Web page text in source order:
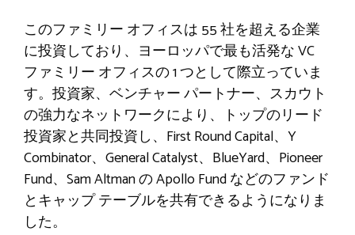
このファミリー オフィスは 55 社を超える企業
に投資しており、ヨーロッパで最も活発な VC
ファミリー オフィスの 1 つとして際立っていま
す。投資家、ベンチャー パートナー、スカウト
の強力なネットワークにより、トップのリード
投資家と共同投資し、First Round Capital、Y
Combinator、General Catalyst、BlueYard、Pioneer
Fund、Sam Altman の Apollo Fund などのファンド
とキャップ テーブルを共有できるようになりま
した。